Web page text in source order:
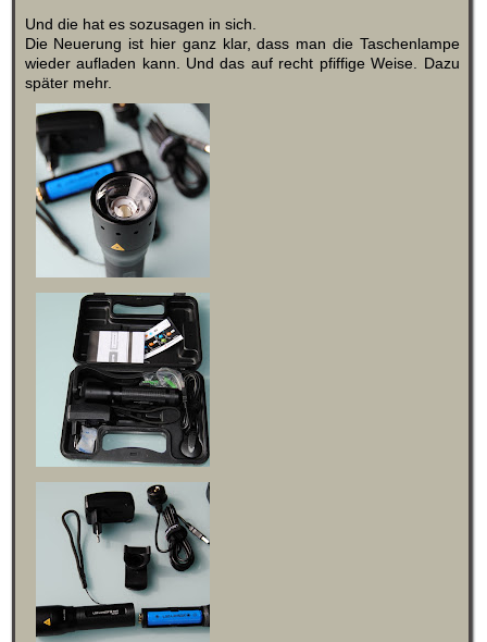
Und die hat es sozusagen in sich.
Die Neuerung ist hier ganz klar, dass man die Taschenlampe
wieder aufladen kann. Und das auf recht pfiffige Weise. Dazu
später mehr.